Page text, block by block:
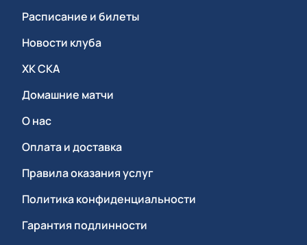
Расписание и билеты
Новости клуба
ХК СКА
Домашние матчи
О нас
Оплата и доставка
Правила оказания услуг
Политика конфиденциальности
Гарантия подлинности